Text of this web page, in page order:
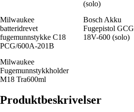
(solo)
Milwaukee
batteridrevet
fugemunnstykke C18
PCG/600A-201B
Bosch Akku
Fugepistol GCG
18V-600 (solo)
Milwaukee
Fugemunnstykkholder
M18 Tra600ml
Produktbeskrivelser